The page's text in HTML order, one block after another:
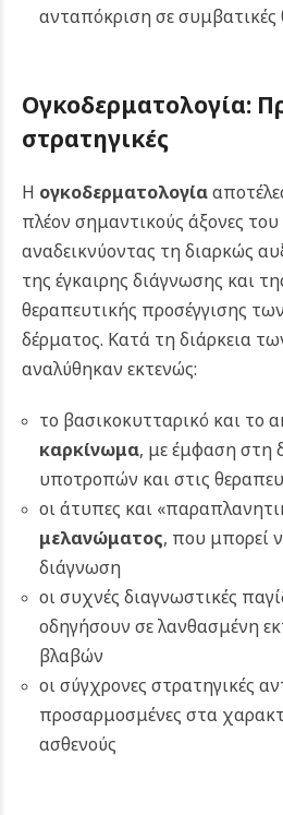
ανταπόκριση σε συμβατικές
Ογκοδερματολογία:
στρατηγικές
Η ογκοδερματολογία
πλέον σημαντικούς άξονες του
αναδεικνύοντας τη διαρκώς
της έγκαιρης διάγνωσης και
θεραπευτικής προσέγγισης
δέρματος. Κατά τη διάρκεια
αναλύθηκαν εκτενώς:
το βασικοκυτταρικό και το
καρκίνωμα, με έμφαση στη
υποτροπών και στις
οι άτυπες και
μελανώματος, που μπορεί
διάγνωση
οι συχνές διαγνωστικές
οδηγήσουν σε λανθασμένη
βλαβών
οι σύγχρονες στρατηγικές
προσαρμοσμένες στα
ασθενούς